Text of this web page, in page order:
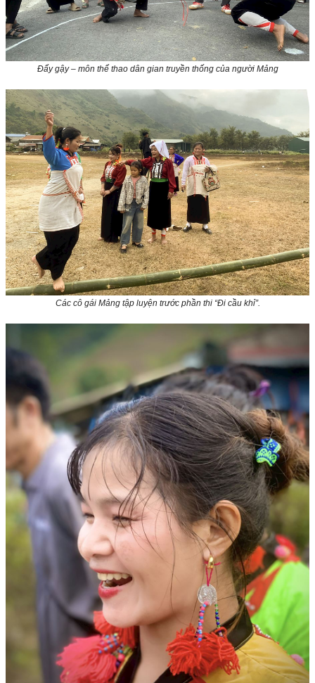
Đẩy gậy – môn thể thao dân gian truyền thống của người Mảng
Các cô gái Mảng tập luyện trước phần thi “Đi cầu khỉ”.